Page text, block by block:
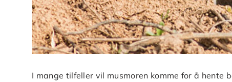
I mange tilfeller vil musmoren komme for å hente